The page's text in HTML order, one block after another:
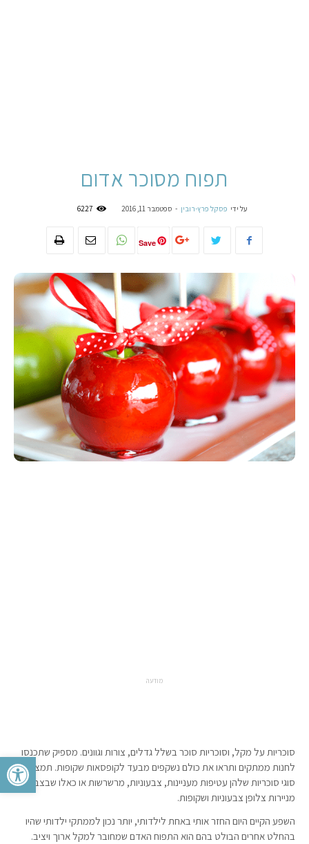
פתח
תפוח מסוכר אדום
על ידי פסקל פרץ-רובין - ספטמבר 11, 2016 6227
Save
מודעה
סוכריות על מקל, וסוכריות סוכר בשלל גדלים, צורות וגוונים. מספיק שתכנסו
לחנות ממתקים ותראו את כולם נשקפים מבעד לקופסאות שקופות. תמצאו גם
סוגי סוכריות שלהן עטיפות מעניינות, צבעוניות, מרשרשות או כאלו שבצבצו
מניירות צלופן צבעוניות ושקופות.
השפע הקיים היום החזר אותי באחת לילדותי, יותר נכון לממתקי ילדותי שהיו
בהחלט אחרים הבולט בהם הוא התפוח האדם שמחובר למקל ארוך ויציב.